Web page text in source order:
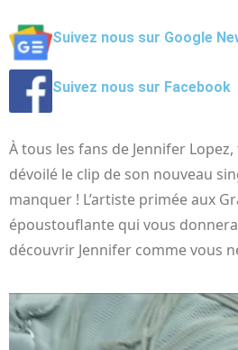
Suivez nous sur Google
Suivez nous sur Facebook
À tous les fans de Jennifer
dévoilé le clip de son nouveau
manquer ! L’artiste primée aux
époustouflante qui vous
découvrir Jennifer comme vous